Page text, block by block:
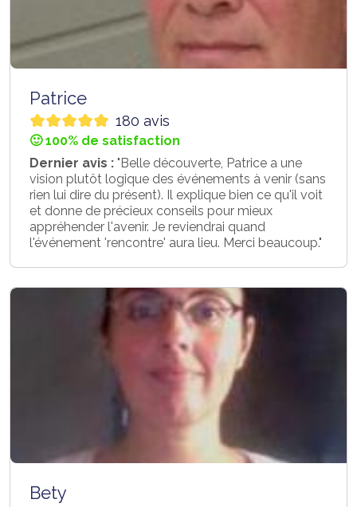
Patrice
180 avis
🙂 100% de satisfaction
Dernier avis : "Belle découverte, Patrice a une
vision plutôt logique des événements à venir (sans
rien lui dire du présent). Il explique bien ce qu'il voit
et donne de précieux conseils pour mieux
appréhender l'avenir. Je reviendrai quand
l'événement 'rencontre' aura lieu. Merci beaucoup."
Bety